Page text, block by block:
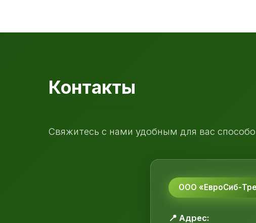
Контакты
Свяжитесь с нами удобным для вас
ООО «ЕвроСиб-
📍 Адрес: